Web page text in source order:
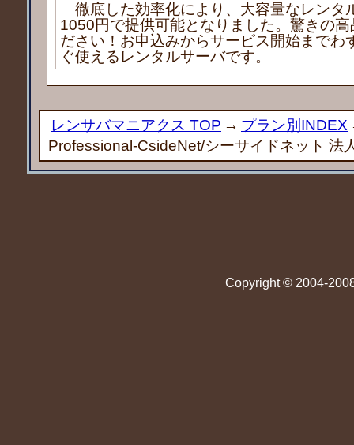
徹底した効率化により、大容量なレンタ
1050円で提供可能となりました。驚きの
ださい！お申込みからサービス開始までわ
ぐ使えるレンタルサーバです。
レンサバマニアクス TOP → プラン別INDEX
Professional-CsideNet/シーサイドネット 法
Copyright © 2004-